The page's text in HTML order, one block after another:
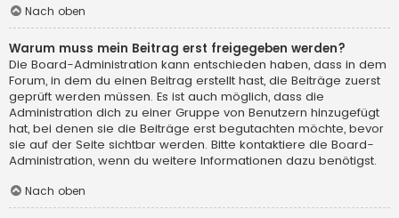
Nach oben
Warum muss mein Beitrag erst freigegeben werden?
Die Board-Administration kann entschieden haben, dass in dem
Forum, in dem du einen Beitrag erstellt hast, die Beiträge zuerst
geprüft werden müssen. Es ist auch möglich, dass die
Administration dich zu einer Gruppe von Benutzern hinzugefügt
hat, bei denen sie die Beiträge erst begutachten möchte, bevor
sie auf der Seite sichtbar werden. Bitte kontaktiere die Board-
Administration, wenn du weitere Informationen dazu benötigst.
Nach oben